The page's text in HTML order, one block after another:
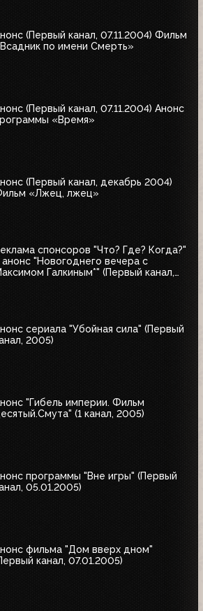
(Первый канал, 07.11.2004) Фильм
по имени Смерть»
(Первый канал, 07.11.2004) Анонс
«Время»
(Первый канал, декабрь 2004)
«Лжец, лжец»
спонсоров "Что? Где? Когда?"
анонс "Новогоднего вечера с
Галкиным*" (Первый канал,
сериала "Убойная сила" (Первый
2005)
"Гибель империи. Фильм
(1 канал, 2005)
программы "Вне игры" (Первый
05.01.2005)
фильма "Дом вверх дном"
канал, 07.01.2005)